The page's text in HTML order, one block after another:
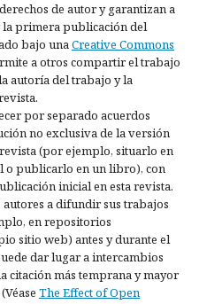
de autor y garantizan a
la primera publicación del
bajo unaCreative Commons
a otros compartir el trabajo
autoría del trabajo y la
por separado acuerdos
no exclusiva de la versión
(por ejemplo, situarlo en
publicarlo en un libro), con
inicial en esta revista.
autores a difundir sus trabajos
en repositorios
sitio web) antes y durante el
dar lugar a intercambios
citación más temprana y mayor
The Effect of Open